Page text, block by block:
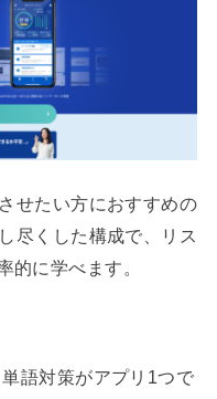
せたい方におすすめの
尽くした構成で、リス
的に学べます。
語対策がアプリ1つで